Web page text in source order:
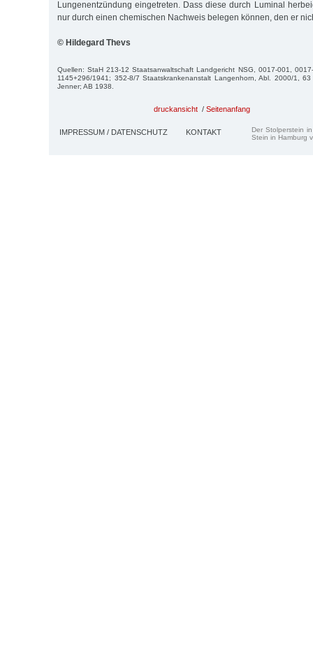
Lungenentzündung eingetreten. Dass diese durch Luminal
nur durch einen chemischen Nachweis belegen können, den er
© Hildegard Thevs
Quellen: StaH 213-12 Staatsanwaltschaft Landgericht NSG, 0017-001,
1145+296/1941; 352-8/7 Staatskrankenanstalt Langenhorn, Abl. 2000/1,
Jenner; AB 1938.
druckansicht / Seitenanfang
IMPRESSUM / DATENSCHUTZ KONTAKT
Der Stolperstein
Stein in Hamburg